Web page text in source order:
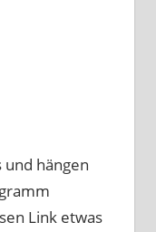
hängen
Link etwas